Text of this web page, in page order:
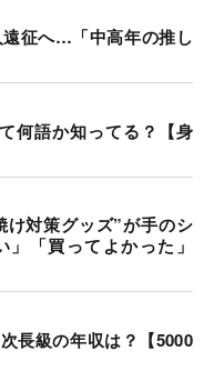
征へ…「中高年の推し
何語か知ってる？【身
け対策グッズ”が手のシ
「買ってよかった」
長級の年収は？【5000